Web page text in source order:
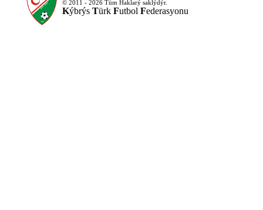
© 2011 - 2026 Tüm Haklarý saklýdýr.
Kýbrýs Türk Futbol Federasyonu